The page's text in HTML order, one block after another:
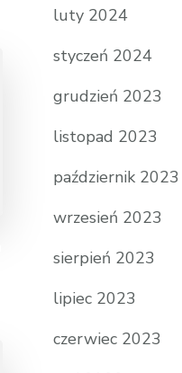
luty 2024
styczeń 2024
grudzień 2023
listopad 2023
październik 2023
wrzesień 2023
sierpień 2023
lipiec 2023
czerwiec 2023